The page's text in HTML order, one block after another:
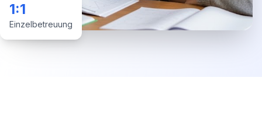
1:1
Einzelbetreuung